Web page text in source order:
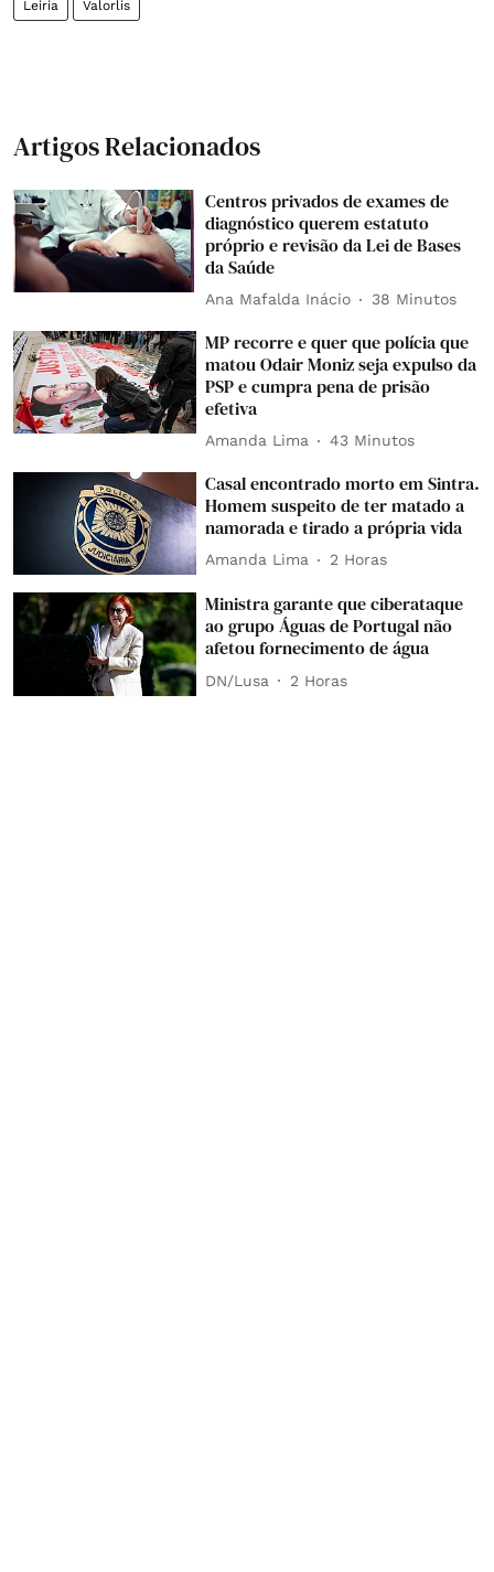
Leiria Valorlis
Artigos Relacionados
Centros privados de exames de
diagnóstico querem estatuto
próprio e revisão da Lei de Bases
da Saúde
Ana Mafalda Inácio 38 Minutos
MP recorre e quer que polícia que
matou Odair Moniz seja expulso da
PSP e cumpra pena de prisão
efetiva
Amanda Lima 43 Minutos
Casal encontrado morto em Sintra.
Homem suspeito de ter matado a
namorada e tirado a própria vida
Amanda Lima 2 Horas
Ministra garante que ciberataque
ao grupo Águas de Portugal não
afetou fornecimento de água
DN/Lusa 2 Horas